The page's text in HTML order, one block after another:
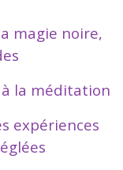
magie noire,
la méditation
expériences